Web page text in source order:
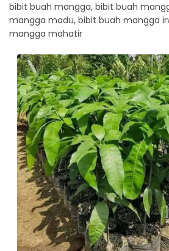
bibit buah mangga, bibit buah
mangga madu, bibit buah mangga
mangga mahatir